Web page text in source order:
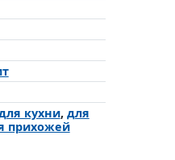
кухни, для
прихожей